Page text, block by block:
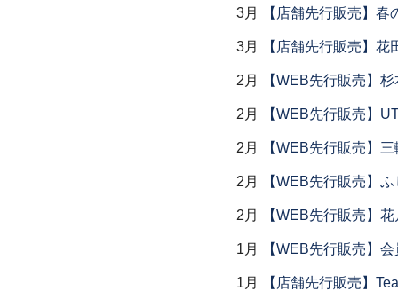
3月 【店舗先行販売】春
3月 【店舗先行販売】
2月 【WEB先行販売】
2月 【WEB先行販売】
2月 【WEB先行販売】
2月 【WEB先行販売】
2月 【WEB先行販売】
1月 【WEB先行販売】
1月 【店舗先行販売】